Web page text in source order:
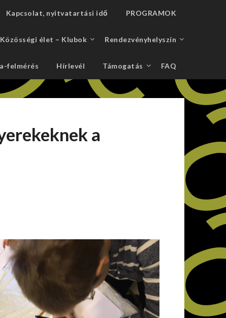
Kapcsolat, nyitvatartási idő PROGRAMOK
Közösségi élet – Klubok Rendezvényhelyszín
felmérés Hírlevél Támogatás FAQ
a